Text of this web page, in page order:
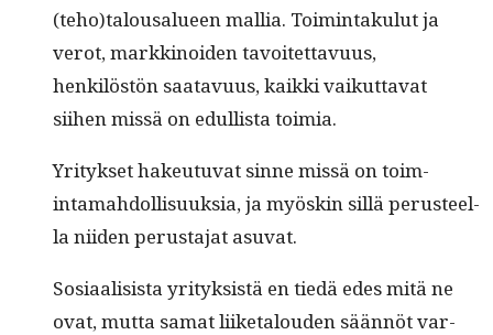
(teho)talousalueen mallia. Toim­intaku­lut ja
verot, markki­noiden tavoitet­tavu­us,
henkilöstön saatavu­us, kaik­ki vaikut­ta­vat
siihen mis­sä on edullista toimia.
Yri­tyk­set hakeu­tu­vat sinne mis­sä on toim­
intamah­dol­lisuuk­sia, ja myöskin sil­lä perus­teel­
la niiden perus­ta­jat asuvat.
Sosi­aal­i­sista yri­tyk­sistä en tiedä edes mitä ne
ovat, mut­ta samat liike­talouden sään­nöt var­